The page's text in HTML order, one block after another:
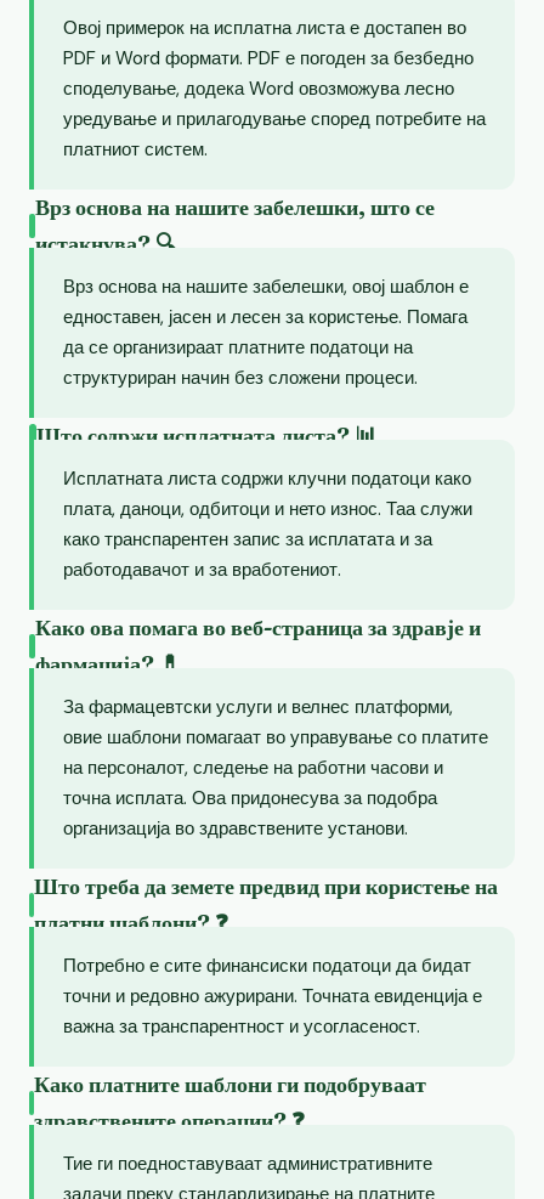
Овој примерок на исплатна листа е достапен во
PDF и Word формати. PDF е погоден за безбедно
споделување, додека Word овозможува лесно
уредување и прилагодување според потребите на
платниот систем.
Врз основа на нашите забелешки, што се
истакнува? 🔍
Врз основа на нашите забелешки, овој шаблон е
едноставен, јасен и лесен за користење. Помага
да се организираат платните податоци на
структуриран начин без сложени процеси.
Што содржи исплатната листа? 📊
Исплатната листа содржи клучни податоци како
плата, даноци, одбитоци и нето износ. Таа служи
како транспарентен запис за исплатата и за
работодавачот и за вработениот.
Како ова помага во веб-страница за здравје и
фармација? 💊
За фармацевтски услуги и велнес платформи,
овие шаблони помагаат во управување со платите
на персоналот, следење на работни часови и
точна исплата. Ова придонесува за подобра
организација во здравствените установи.
Што треба да земете предвид при користење на
платни шаблони? ❓
Потребно е сите финансиски податоци да бидат
точни и редовно ажурирани. Точната евиденција е
важна за транспарентност и усогласеност.
Како платните шаблони ги подобруваат
здравствените операции? ❓
Тие ги поедноставуваат административните
задачи преку стандардизирање на платните